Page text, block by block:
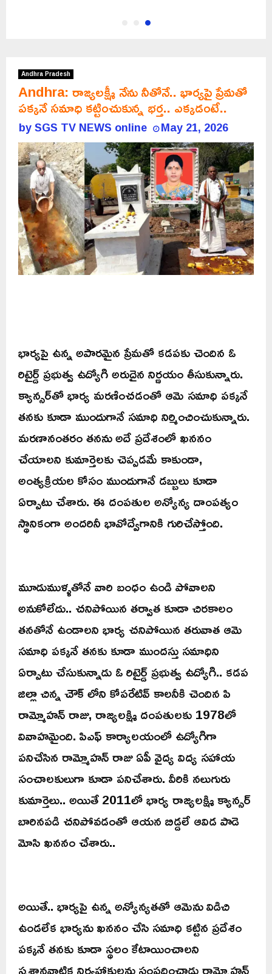
Andhra Pradesh
Andhra: రాజ్యలక్ష్మీ నేను నీతోనే.. భార్యపై ప్రేమతో
పక్కనే సమాధి కట్టించుకున్న భర్త.. ఎక్కడంటే..
bySGS TV NEWS online May 21, 2026
భార్యపై ఉన్న అపారమైన ప్రేమతో కడపకు చెందిన ఓ
రిటైర్డ్ ప్రభుత్వ ఉద్యోగి అరుదైన నిర్ణయం తీసుకున్నారు.
క్యాన్సర్‌తో భార్య మరణించడంతో ఆమె సమాధి పక్కనే
తనకు కూడా ముందుగానే సమాధి నిర్మించించుకున్నారు.
మరణానంతరం తనను అదే ప్రదేశంలో ఖననం
చేయాలని కుమార్తెలకు చెప్పడమే కాకుండా,
అంత్యక్రియల కోసం ముందుగానే డబ్బులు కూడా
ఏర్పాటు చేశారు. ఈ దంపతుల అన్యోన్య దాంపత్యం
స్థానికంగా అందరినీ భావోద్వేగానికి గురిచేస్తోంది.
మూడుముళ్ళతోనే వారి బంధం ఉండి పోవాలని
అనుకోలేదు.. చనిపోయిన తర్వాత కూడా చిరకాలం
తనతోనే ఉండాలని భార్య చనిపోయిన తరువాత ఆమె
సమాధి పక్కనే తనకు కూడా ముందస్తు సమాధిని
ఏర్పాటు చేసుకున్నాడు ఓ రిటైర్డ్ ప్రభుత్వ ఉద్యోగి.. కడప
జిల్లా చిన్న చౌక్ లోని కోపరేటివ్ కాలనీకి చెందిన పి
రామ్మోహన్ రాజు, రాజ్యలక్ష్మి దంపతులకు 1978లో
వివాహమైంది. పిఎఫ్ కార్యాలయంలో ఉద్యోగిగా
పనిచేసిన రామ్మోహన్ రాజు ఏపీ వైద్య విద్య సహాయ
సంచాలకులుగా కూడా పనిచేశారు. వీరికి నలుగురు
కుమార్తెలు.. అయితే 2011లో భార్య రాజ్యలక్ష్మి క్యాన్సర్
బారినపడి చనిపోవడంతో ఆయన బిడ్డలే ఆవిడ పాడె
మోసి ఖననం చేశారు..
అయితే.. భార్యపై ఉన్న అన్యోన్యతతో ఆమెను విడిచి
ఉండలేక భార్యను ఖననం చేసి సమాధి కట్టిన ప్రదేశం
పక్కనే తనకు కూడా స్థలం కేటాయించాలని